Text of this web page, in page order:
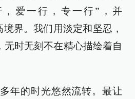
爱一行，专一行”，并
境界。我们用淡定和坚忍，
无时无刻不在精心描绘着自
年的时光悠然流转。最让